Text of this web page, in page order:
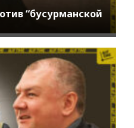
“бусурманской